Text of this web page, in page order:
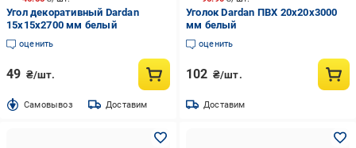
Угол декоративный Dardan
15х15х2700 мм белый
оценить
49 ₴/шт.
Cамовывоз Доставим
Уголок Dardan ПВХ 20х20х3000
мм белый
оценить
102 ₴/шт.
Доставим